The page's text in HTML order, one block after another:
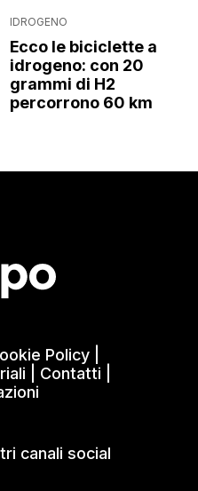
IDROGENO
Ecco le biciclette a
idrogeno: con 20
grammi di H2
percorrono 60 km
Policy
Contatti
canali social